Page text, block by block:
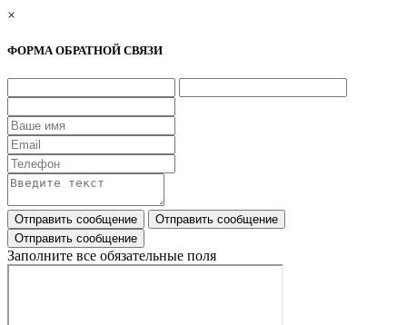
×
ФОРМА ОБРАТНОЙ СВЯЗИ
Заполните все обязательные поля